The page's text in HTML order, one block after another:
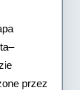
przez